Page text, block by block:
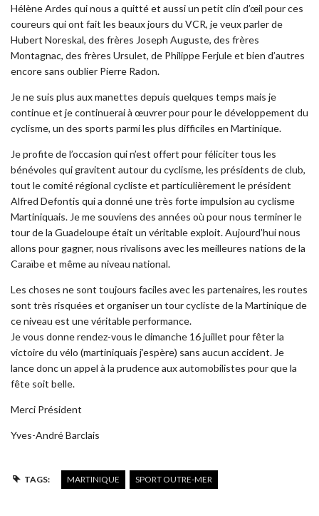
Hélène Ardes qui nous a quitté et aussi un petit clin d’œil pour ces
coureurs qui ont fait les beaux jours du VCR, je veux parler de
Hubert Noreskal, des frères Joseph Auguste, des frères
Montagnac, des frères Ursulet, de Philippe Ferjule et bien d’autres
encore sans oublier Pierre Radon.
Je ne suis plus aux manettes depuis quelques temps mais je
continue et je continuerai à œuvrer pour pour le développement du
cyclisme, un des sports parmi les plus difficiles en Martinique.
Je profite de l’occasion qui n’est offert pour féliciter tous les
bénévoles qui gravitent autour du cyclisme, les présidents de club,
tout le comité régional cycliste et particulièrement le président
Alfred Defontis qui a donné une très forte impulsion au cyclisme
Martiniquais. Je me souviens des années où pour nous terminer le
tour de la Guadeloupe était un véritable exploit. Aujourd’hui nous
allons pour gagner, nous rivalisons avec les meilleures nations de la
Caraïbe et même au niveau national.
Les choses ne sont toujours faciles avec les partenaires, les routes
sont très risquées et organiser un tour cycliste de la Martinique de
ce niveau est une véritable performance.
Je vous donne rendez-vous le dimanche 16 juillet pour fêter la
victoire du vélo (martiniquais j’espère) sans aucun accident. Je
lance donc un appel à la prudence aux automobilistes pour que la
fête soit belle.
Merci Président
Yves-André Barclais
TAGS: MARTINIQUE SPORT OUTRE-MER